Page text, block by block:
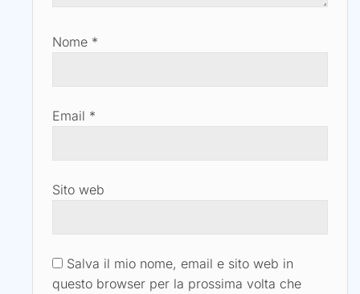
Nome *
Email *
Sito web
Salva il mio nome, email e sito web in
questo browser per la prossima volta che